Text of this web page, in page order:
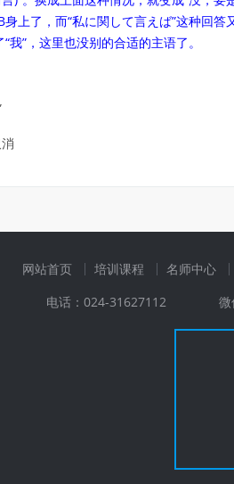
上了，而“私に関して言えば”这种回
”，这里也没别的合适的主语了。
网站首页 培训课程 名师中心
电话：024-31627112